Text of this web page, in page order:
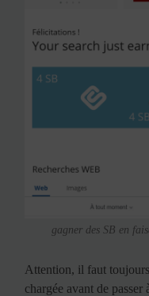
gagner des SB en
Attention, il faut
chargée avant de